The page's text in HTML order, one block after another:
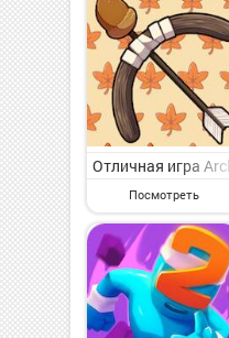
Отличная игра
Посмотреть